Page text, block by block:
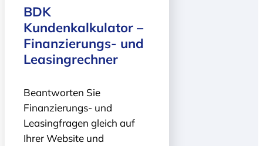
BDK
Kundenkalkulator –
Finanzierungs- und
Leasingrechner
Beantworten Sie
Finanzierungs- und
Leasingfragen gleich auf
Ihrer Website und